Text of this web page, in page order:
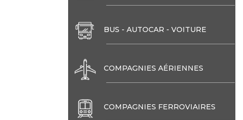
BUS - AUTOCAR - VOITURE
COMPAGNIES AÉRIENNES
COMPAGNIES FERROVIAIRES